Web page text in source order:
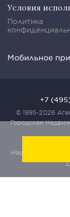
Условия
Политика
Мобильное
© 1995-2026
Городская
Наш сайт
+7